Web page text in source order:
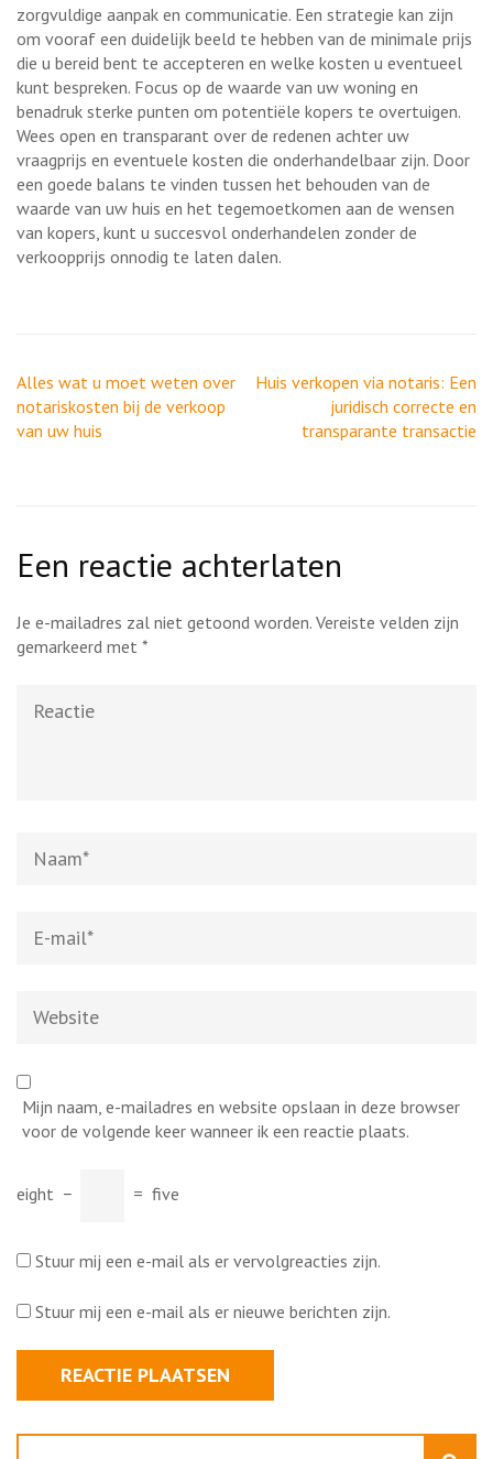
zorgvuldige aanpak en communicatie. Een strategie kan zijn
om vooraf een duidelijk beeld te hebben van de minimale prijs
die u bereid bent te accepteren en welke kosten u eventueel
kunt bespreken. Focus op de waarde van uw woning en
benadruk sterke punten om potentiële kopers te overtuigen.
Wees open en transparant over de redenen achter uw
vraagprijs en eventuele kosten die onderhandelbaar zijn. Door
een goede balans te vinden tussen het behouden van de
waarde van uw huis en het tegemoetkomen aan de wensen
van kopers, kunt u succesvol onderhandelen zonder de
verkoopprijs onnodig te laten dalen.
Berichtnavigatie
Alles wat u moet weten over
notariskosten bij de verkoop
van uw huis
Huis verkopen via notaris: Een
juridisch correcte en
transparante transactie
Een reactie achterlaten
Je e-mailadres zal niet getoond worden. Vereiste velden zijn
gemarkeerd met *
mail*
Mijn naam, e-mailadres en website opslaan in deze browser
voor de volgende keer wanneer ik een reactie plaats.
eight − = five
Stuur mij een e-mail als er vervolgreacties zijn.
Stuur mij een e-mail als er nieuwe berichten zijn.